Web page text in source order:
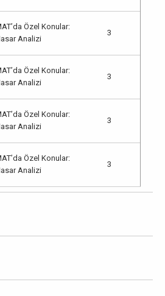
Özel Konular:
Analizi
3
Özel Konular:
Analizi
3
Özel Konular:
Analizi
3
Özel Konular:
Analizi
3